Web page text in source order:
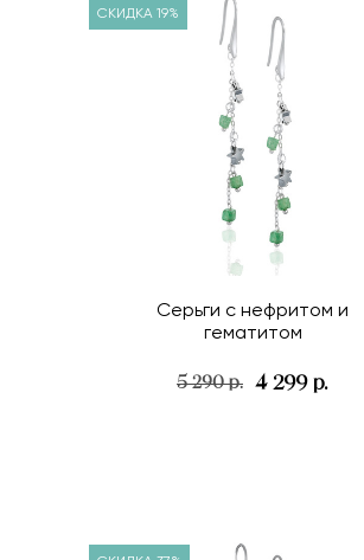
СКИДКА 19%
Серьги с нефритом и
гематитом
5 290 р. 4 299 р.